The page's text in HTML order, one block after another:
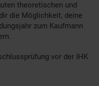
theoretischen und
die Möglichkeit, deine
zum Kaufmann
vor der IHK